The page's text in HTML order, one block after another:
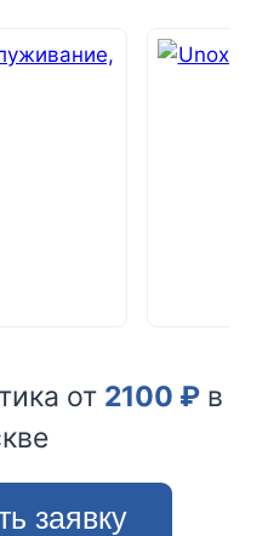
от 2100 ₽ в
заявку